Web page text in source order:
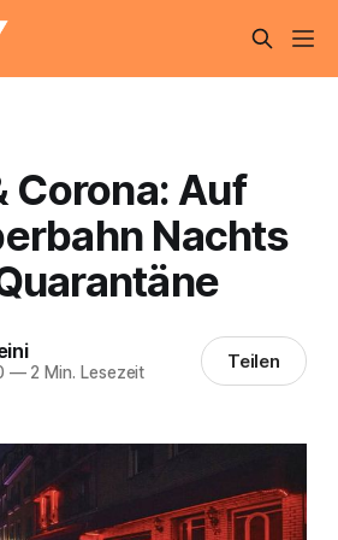
Corona: Auf
Nachts
—2 Min. Lesezeit Teilen